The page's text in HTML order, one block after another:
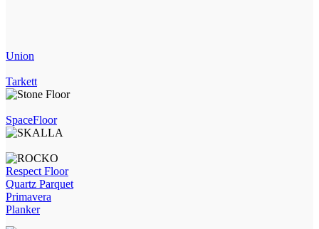
Union
Tarkett
SpaceFloor
Respect Floor
Quartz Parquet
Primavera
Planker